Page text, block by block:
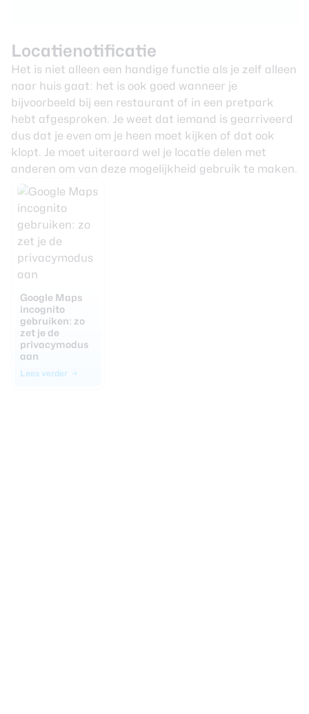
Locatienotificatie
Het is niet alleen een handige functie als je zelf alleen
naar huis gaat: het is ook goed wanneer je
bijvoorbeeld bij een restaurant of in een pretpark
hebt afgesproken. Je weet dat iemand is gearriveerd
dus dat je even om je heen moet kijken of dat ook
klopt. Je moet uiteraard wel je locatie delen met
anderen om van deze mogelijkheid gebruik te maken.
Google Maps
incognito
gebruiken: zo
zet je de
privacymodus
aan
Lees verder